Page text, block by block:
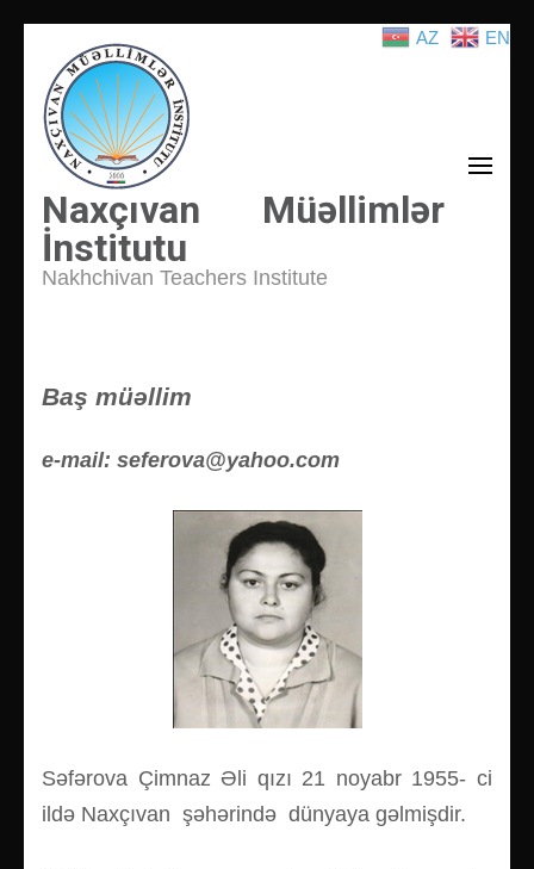
atla
(Enter
tuşuna
basın)
Naxçıvan Müəllimlər
İnstitutu
Nakhchivan Teachers Institute
Baş müəllim
e-mail: seferova@yahoo.com
Səfərova Çimnaz Əli qızı 21 noyabr 1955- ci
ildə Naxçıvan şəhərində dünyaya gəlmişdir.
AZ EN